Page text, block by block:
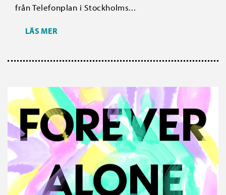
från Telefonplan i Stockholms...
LÄS MER